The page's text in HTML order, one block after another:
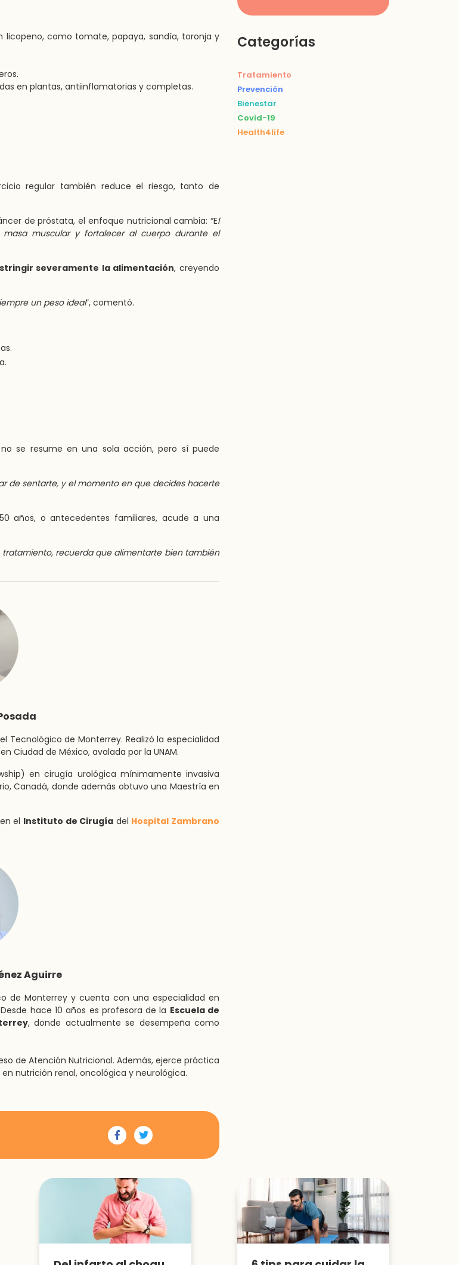
como tomate, papaya, sandía, toronja y
en plantas, antiinflamatorias y completas.
regular también reduce el riesgo, tanto de
de próstata, el enfoque nutricional cambia: “El
muscular y fortalecer al cuerpo durante el
severamente la alimentación, creyendo
un peso ideal”, comentó.
se resume en una sola acción, pero sí puede
de sentarte, y el momento en que decides hacerte
años, o antecedentes familiares, acude a una
tratamiento, recuerda que alimentarte bien también
Tecnológico de Monterrey. Realizó la especialidad
Ciudad de México, avalada por la UNAM.
en cirugía urológica mínimamente invasiva
Canadá, donde además obtuvo una Maestría en
el Instituto de Cirugía del Hospital Zambrano
Aguirre
de Monterrey y cuenta con una especialidad en
hace 10 años es profesora de la Escuela de
, donde actualmente se desempeña como
de Atención Nutricional. Además, ejerce práctica
nutrición renal, oncológica y neurológica.
Categorías
Tratamiento
Prevención
Bienestar
Covid-19
Health4life